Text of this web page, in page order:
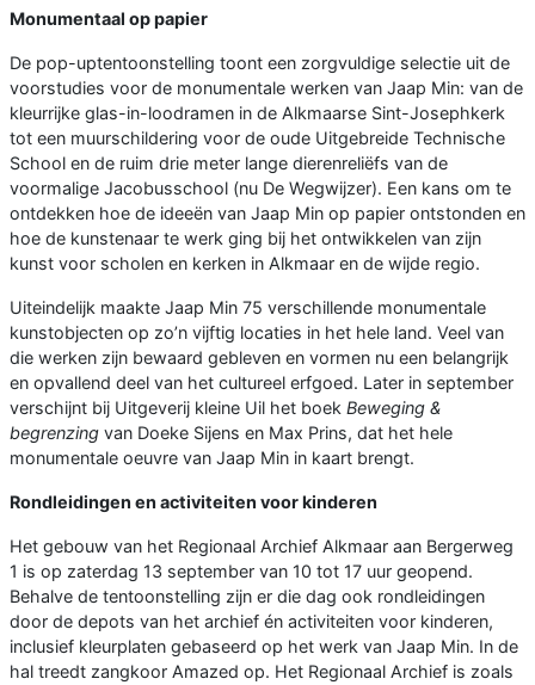
Monumentaal op papier
De pop-uptentoonstelling toont een zorgvuldige selectie uit de
voorstudies voor de monumentale werken van Jaap Min: van de
kleurrijke glas-in-loodramen in de Alkmaarse Sint-Josephkerk
tot een muurschildering voor de oude Uitgebreide Technische
School en de ruim drie meter lange dierenreliëfs van de
voormalige Jacobusschool (nu De Wegwijzer). Een kans om te
ontdekken hoe de ideeën van Jaap Min op papier ontstonden en
hoe de kunstenaar te werk ging bij het ontwikkelen van zijn
kunst voor scholen en kerken in Alkmaar en de wijde regio.
Uiteindelijk maakte Jaap Min 75 verschillende monumentale
kunstobjecten op zo’n vijftig locaties in het hele land. Veel van
die werken zijn bewaard gebleven en vormen nu een belangrijk
en opvallend deel van het cultureel erfgoed. Later in september
verschijnt bij Uitgeverij kleine Uil het boek Beweging &
begrenzing van Doeke Sijens en Max Prins, dat het hele
monumentale oeuvre van Jaap Min in kaart brengt.
Rondleidingen en activiteiten voor kinderen
Het gebouw van het Regionaal Archief Alkmaar aan Bergerweg
1 is op zaterdag 13 september van 10 tot 17 uur geopend.
Behalve de tentoonstelling zijn er die dag ook rondleidingen
door de depots van het archief én activiteiten voor kinderen,
inclusief kleurplaten gebaseerd op het werk van Jaap Min. In de
hal treedt zangkoor Amazed op. Het Regionaal Archief is zoals